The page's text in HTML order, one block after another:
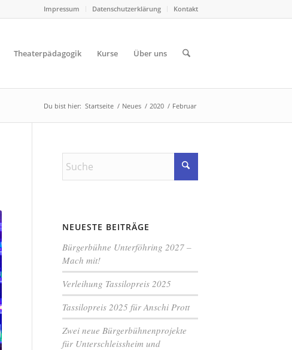
Impressum Datenschutzerklärung Kontakt
Theaterpädagogik Kurse Über uns
Du bist hier: Startseite / Neues / 2020 / Februar
NEUESTE BEITRÄGE
Bürgerbühne Unterföhring 2027 –
Mach mit!
Verleihung Tassilopreis 2025
Tassilopreis 2025 für Anschi Prott
Zwei neue Bürgerbühnenprojekte
für Unterschleissheim und